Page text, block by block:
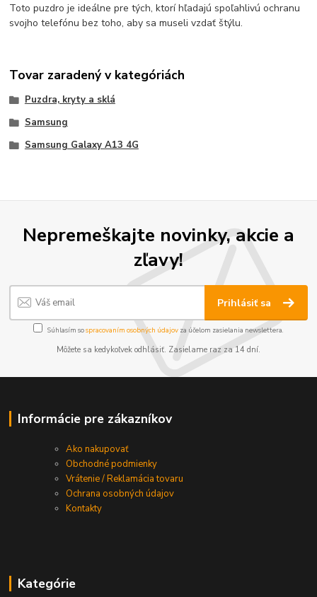
Toto puzdro je ideálne pre tých, ktorí hľadajú spoľahlivú ochranu
svojho telefónu bez toho, aby sa museli vzdať štýlu.
Tovar zaradený v kategóriách
Puzdra, kryty a sklá
Samsung
Samsung Galaxy A13 4G
Nepremeškajte novinky, akcie a
zľavy!
Prihlásiť sa
Súhlasím sospracovaním osobných údajov za účelom zasielania newslettera.
Môžete sa kedykoľvek odhlásiť. Zasielame raz za 14 dní.
Informácie pre zákazníkov
Ako nakupovať
Obchodné podmienky
Vrátenie / Reklamácia tovaru
Ochrana osobných údajov
Kontakty
Kategórie